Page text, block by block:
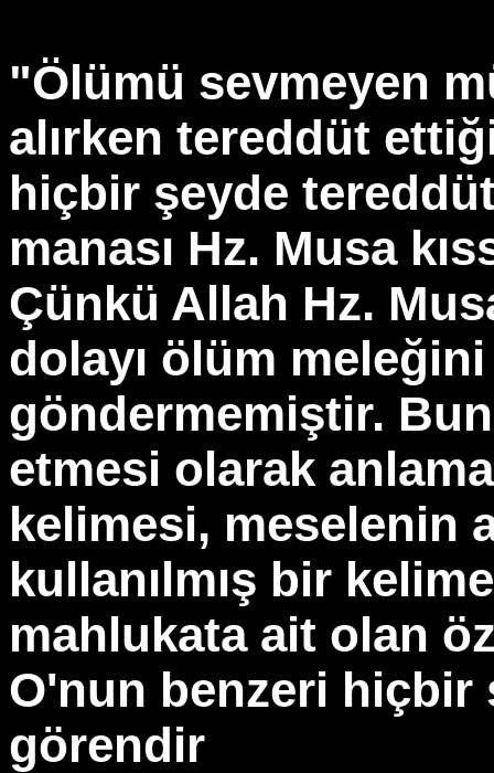
"Ölümü sevmeyen
alırken tereddüt
hiçbir şeyde
manası Hz. Musa
Çünkü Allah Hz.
dolayı ölüm
göndermemiştir.
etmesi olarak
kelimesi, meselenin
kullanılmış bir
mahlukata ait olan
O'nun benzeri hiçbir
görendir